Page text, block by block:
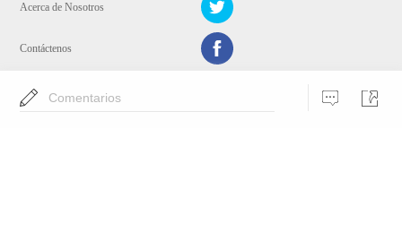
Acerca de Nosotros
Contáctenos
Política de Privacidad
Comentarios